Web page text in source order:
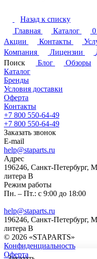
Назад к списку
Главная
Каталог 0
Акции
Контакты
Компания
Лицензии
Поиск
Блог
Обзоры
Каталог
Бренды
Условия доставки
Оферта
Контакты
+7 800 550-64-49
+7 800 550-64-49
Заказать звонок
E-mail
help@staparts.ru
Адрес
196246, Санкт-Петербург,
литера В
Режим работы
Пн. – Пт.: с 9:00 до 18:00
help@staparts.ru
196246, Санкт-Петербург,
литера В
© 2026 «STAPARTS»
Конфиденциальность
Оферта